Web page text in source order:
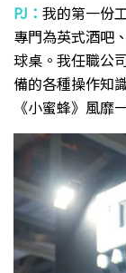
PJ： 我的第一份
專門為英式酒吧
球桌。我任職公
備的各種操作知
《小蜜蜂》風靡